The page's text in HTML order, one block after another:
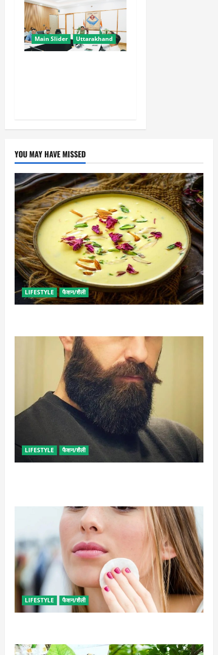
Main Slider Uttarakhand
YOU MAY HAVE MISSED
LIFESTYLE फैशन/शैली
LIFESTYLE फैशन/शैली
LIFESTYLE फैशन/शैली